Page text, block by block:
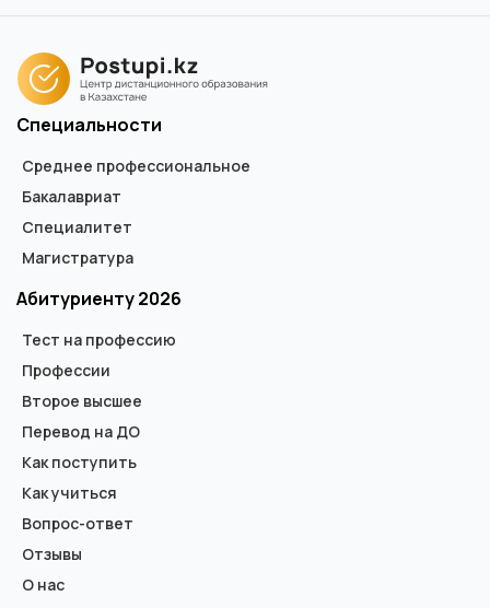
Специальности
Среднее профессиональное
Бакалавриат
Специалитет
Магистратура
Абитуриенту 2026
Тест на профессию
Профессии
Второе высшее
Перевод на ДО
Как поступить
Как учиться
Вопрос-ответ
Отзывы
О нас